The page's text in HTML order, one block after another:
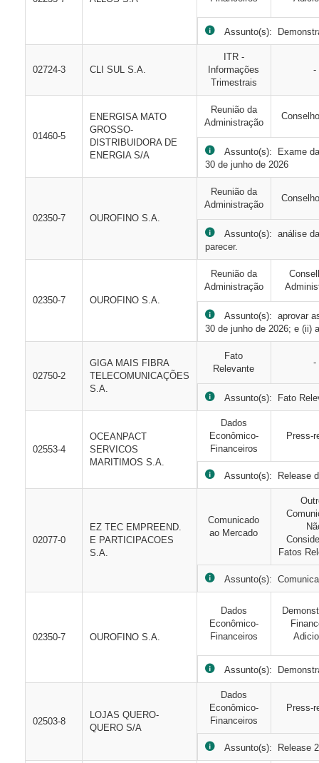
Assunto(s):
02724-3 CLI SUL S.A.
ITR -
Informações
Trimestrais
-
01460-5
ENERGISA MATO
GROSSO-
DISTRIBUIDORA DE
ENERGIA S/A
Reunião da
Administração
Assunto(s): Exame
30 de junho de 2026
02350-7 OUROFINO S.A.
Reunião da
Administração
Assunto(s): análise
parecer.
02350-7 OUROFINO S.A.
Reunião da
Administração
Assunto(s): aprovar
30 de junho de 2026; e (ii)
02750-2
GIGA MAIS FIBRA
TELECOMUNICAÇÕES
S.A.
Fato
Relevante
-
Assunto(s): Fato
02553-4
OCEANPACT
SERVICOS
MARITIMOS S.A.
Dados
Econômico-
Financeiros
Press-
Assunto(s): Release
02077-0
EZ TEC EMPREEND.
E PARTICIPACOES
S.A.
Comunicado
ao Mercado
Fatos
Assunto(s):
02350-7 OUROFINO S.A.
Dados
Econômico-
Financeiros
Assunto(s):
02503-8
LOJAS QUERO-
QUERO S/A
Dados
Econômico-
Financeiros
Press-
Assunto(s): Release